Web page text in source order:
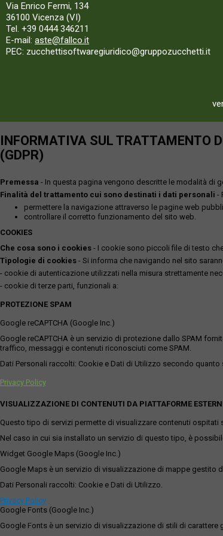
Via Enrico Fermi, 134
36100 Vicenza (VI)
Tel. +39 0444 346211
E-mail: aste@fallco.it
PEC: zucchettisoftwaregiuridico@gruppozucchetti.it
INFORMATIVA SUL TRATTAMENTO
(GDPR)
Premessa - In questa pagina vengono descritte le modalità di
Finalità del trattamento cui sono destinati i dati personali -
permettere la navigazione attraverso le pagine web
controllare il corretto funzionamento del sito web.
COOKIES
Che cosa sono i cookies - I cookie sono piccoli file di testo
Tipologie di cookies - Si informa che navigando nel sito
- cookie di autenticazione utilizzati nella misura strettamente
- cookie di terze parti, funzionali a:
PROTEZIONE SPAM
Google reCAPTCHA (Google Inc.)
Google reCAPTCHA è un servizio di protezione dallo SPAM
traffico, messaggi e contenuti riconosciuti come SPAM.
Dati Personali raccolti: Cookie e Dati di Utilizzo secondo
Privacy Policy
VISUALIZZAZIONE DI CONTENUTI DA PIATTAFORME
Questo tipo di servizi permette di visualizzare contenuti
Nel caso in cui sia installato un servizio di questo tipo, è
Widget Google Maps (Google Inc.)
Google Maps è un servizio di visualizzazione di mappe gestito
Dati Personali raccolti: Cookie e Dati di Utilizzo.
Privacy Policy
Google Fonts (Google Inc.)
Google Fonts è un servizio di visualizzazione di stili di